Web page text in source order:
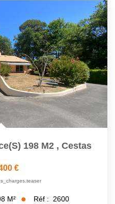
198 M2 , Cestas
€
M² Réf : 2600